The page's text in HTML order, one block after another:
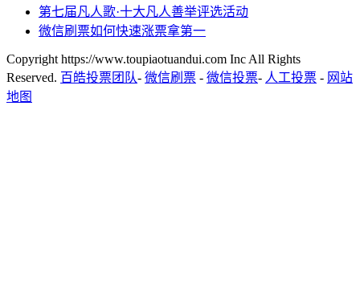
第七届凡人歌·十大凡人善举评选活动
微信刷票如何快速涨票拿第一
Copyright https://www.toupiaotuandui.com Inc All Rights
Reserved. 百皓投票团队- 微信刷票 - 微信投票- 人工投票 - 网站
地图